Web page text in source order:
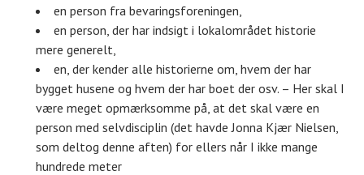
en person fra bevaringsforeningen,
en person, der har indsigt i lokalområdet historie
mere generelt,
en, der kender alle historierne om, hvem der har
bygget husene og hvem der har boet der osv. – Her skal I
være meget opmærksomme på, at det skal være en
person med selvdisciplin (det havde Jonna Kjær Nielsen,
som deltog denne aften) for ellers når I ikke mange
hundrede meter